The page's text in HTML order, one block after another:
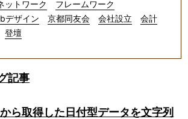
ットワーク
フレームワーク
デザイン
京都同友会 会社設立
会計
登壇
記事
ら取得した日付型データを文字列